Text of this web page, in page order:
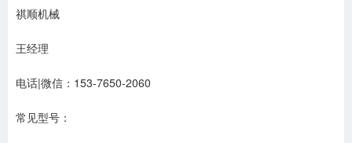
祺顺机械
王经理
电话|微信：153-7650-2060
常见型号：